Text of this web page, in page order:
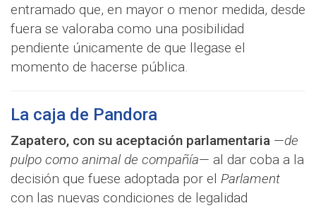
entramado que, en mayor o menor medida, desde
fuera se valoraba como una posibilidad
pendiente únicamente de que llegase el
momento de hacerse pública.
La caja de Pandora
Zapatero, con su aceptación parlamentaria —de
pulpo como animal de compañía— al dar coba a la
decisión que fuese adoptada por el Parlament
con las nuevas condiciones de legalidad